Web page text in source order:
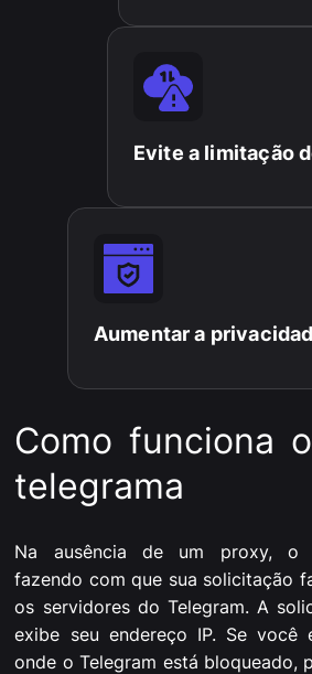
Evite a limitação
Aumentar a
Como funciona
telegrama
Na ausência de um proxy, o
fazendo com que sua solicitação
os servidores do Telegram. A
exibe seu endereço IP. Se você
onde o Telegram está bloqueado,